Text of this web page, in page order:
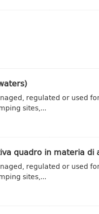
regulated or used
sites,...
quadro in materia di
regulated or used
sites,...